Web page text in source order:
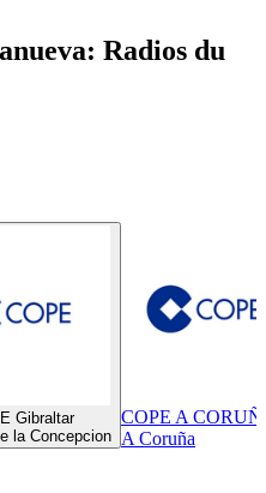
Radios du
Gibraltar
la Concepcion
COPE A
A Coruña